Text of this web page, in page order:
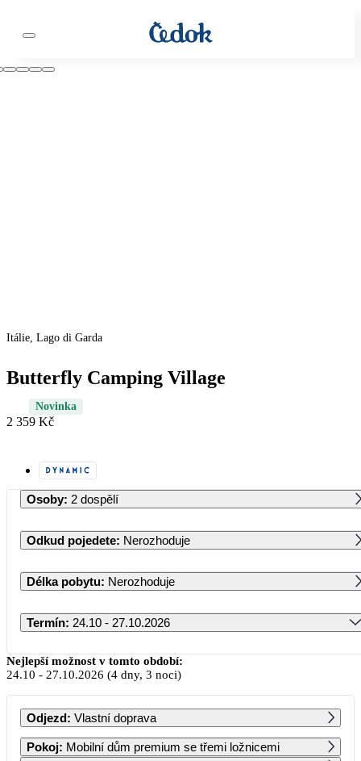
Itálie, Lago di Garda
Butterfly Camping Village
Novinka
2 359 Kč
Osoby: 2 dospělí
Odkud pojedete: Nerozhoduje
Délka pobytu: Nerozhoduje
Termín: 24.10 - 27.10.2026
Říjen 2026
PO ÚT ST ČT PÁ SO NE
1
2 909
2
2 909
3
2 909
4
Nejlepší možnost v tomto období:
24.10 - 27.10.2026 (4 dny, 3 noci)
Odjezd: Vlastní doprava
Pokoj: Mobilní dům premium se třemi ložnicemi